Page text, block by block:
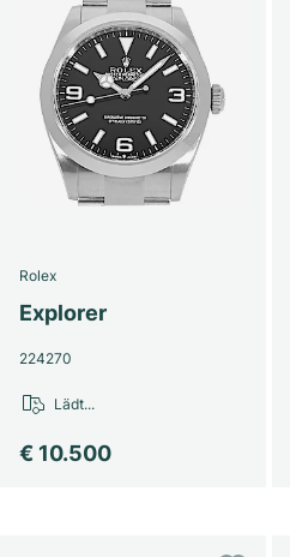
Rolex
Explorer
224270
€ 10.500
Lädt...